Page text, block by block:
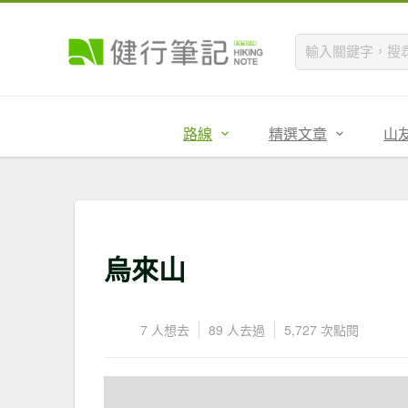
路線 精選文章 山
烏來山
7 人想去 89 人去過 5,727 次點閱